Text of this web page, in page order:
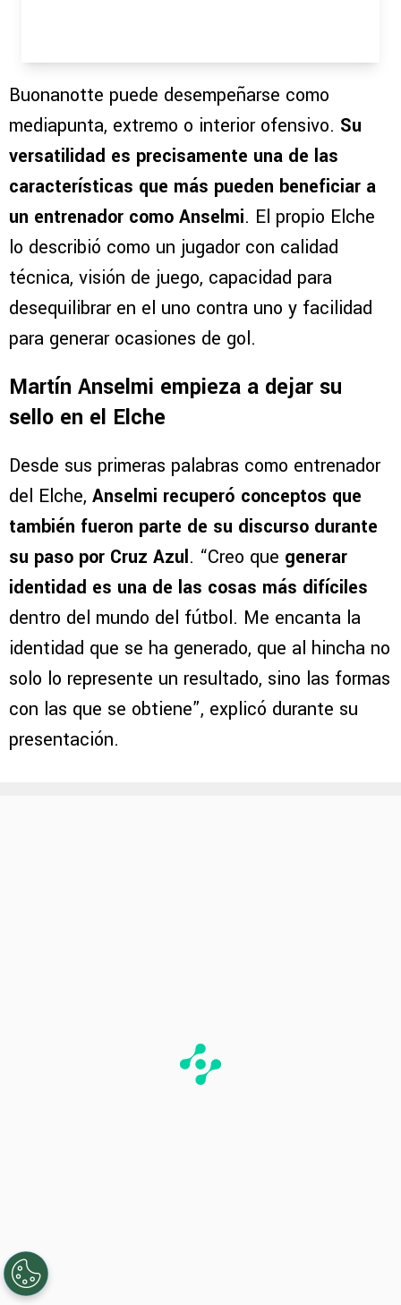
Buonanotte puede desempeñarse como
mediapunta, extremo o interior ofensivo.Su
versatilidad es precisamente una de las
características que más pueden beneficiar a
un entrenador como Anselmi. El propio Elche
lo describió como un jugador con calidad
desequilibrar en el uno contra uno y facilidad
para generar ocasiones de gol.
Martín Anselmi empieza a dejar su
sello en el Elche
Desde sus primeras palabras como entrenador
del Elche, Anselmi recuperó conceptos que
también fueron parte de su discurso durante
su paso por Cruz Azul. “Creo que generar
identidad es una de las cosas más difíciles
dentro del mundo del fútbol. Me encanta la
identidad que se ha generado, que al hincha no